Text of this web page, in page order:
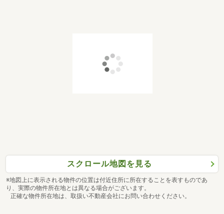
スクロール地図を見る
※地図上に表示される物件の位置は付近住所に所在することを表すものであ
り、実際の物件所在地とは異なる場合がございます。
正確な物件所在地は、取扱い不動産会社にお問い合わせください。